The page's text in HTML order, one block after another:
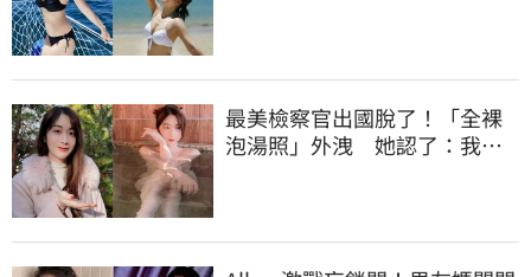
最美檢察官出國脫了！「全裸
泡湯照」外洩 她認了：我一